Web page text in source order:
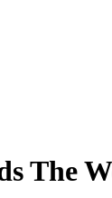
The